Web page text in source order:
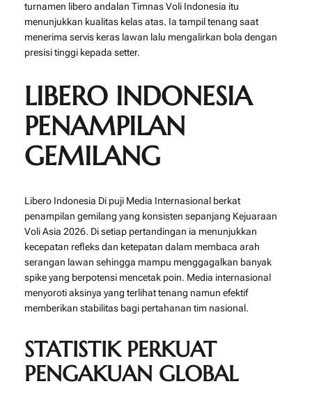
turnamen libero andalan Timnas Voli Indonesia itu
menunjukkan kualitas kelas atas. Ia tampil tenang saat
menerima servis keras lawan lalu mengalirkan bola dengan
presisi tinggi kepada setter.
LIBERO INDONESIA
PENAMPILAN
GEMILANG
Libero Indonesia Di puji Media Internasional berkat
penampilan gemilang yang konsisten sepanjang Kejuaraan
Voli Asia 2026. Di setiap pertandingan ia menunjukkan
kecepatan refleks dan ketepatan dalam membaca arah
serangan lawan sehingga mampu menggagalkan banyak
spike yang berpotensi mencetak poin. Media internasional
menyoroti aksinya yang terlihat tenang namun efektif
memberikan stabilitas bagi pertahanan tim nasional.
STATISTIK PERKUAT
PENGAKUAN GLOBAL